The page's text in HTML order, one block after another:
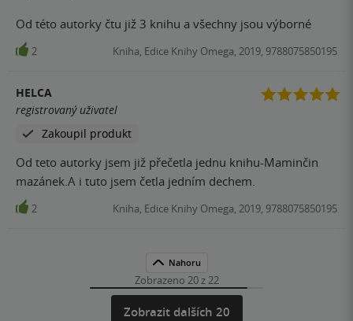
Od této autorky čtu již 3 knihu a všechny jsou výborné
2 Kniha, Edice Knihy Omega, 2019, 9788075850195
HELCA
registrovaný uživatel
Zakoupil produkt
Od teto autorky jsem již přečetla jednu knihu-Maminčin
mazánek.A i tuto jsem četla jedním dechem.
2 Kniha, Edice Knihy Omega, 2019, 9788075850195
Nahoru
Zobrazeno 20 z 22
Zobrazit dalších 20